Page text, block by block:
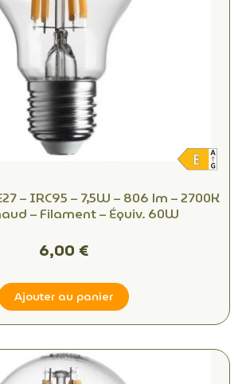
– IRC95 – 7,5W – 806 lm – 2700K
– Filament – Équiv. 60W
6,00 €
Ajouter au panier